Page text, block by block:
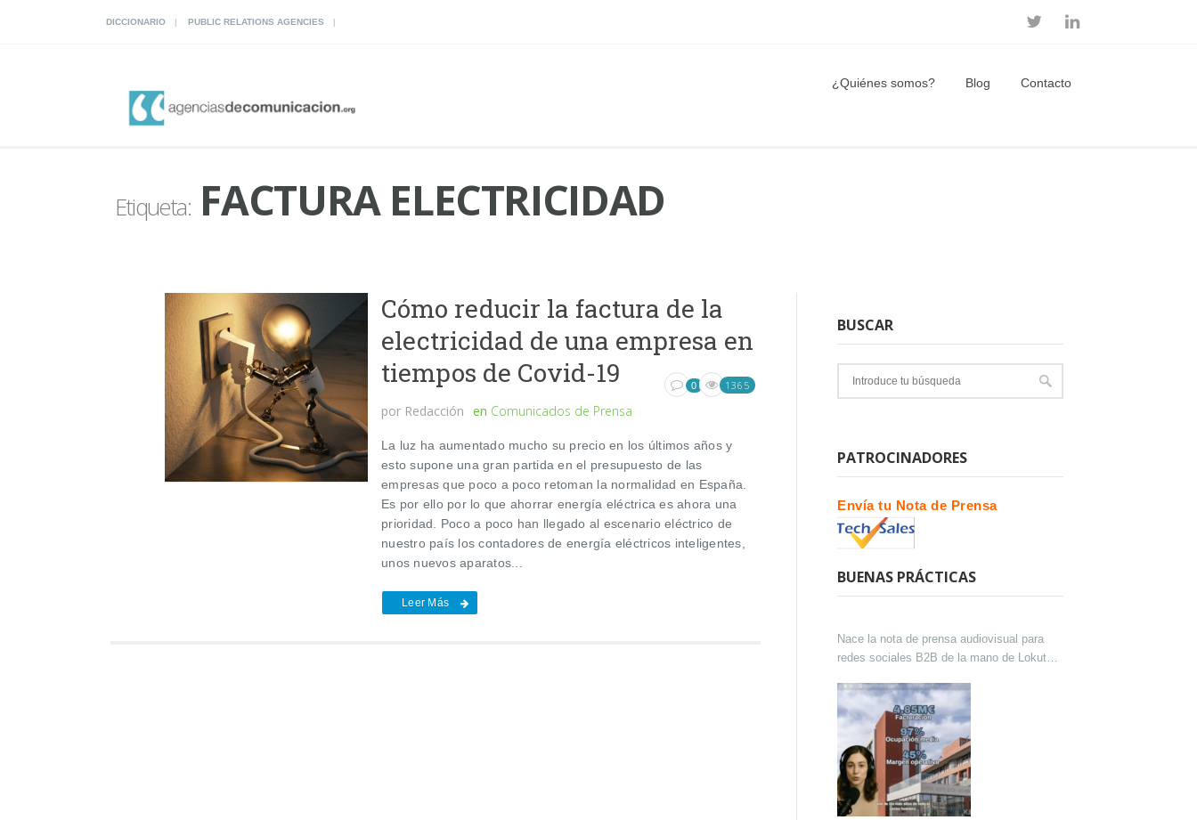
DICCIONARIO PUBLIC RELATIONS AGENCIES
¿Quiénes somos? Blog Contacto
Etiqueta:FACTURA ELECTRICIDAD
Cómo reducir la factura de la
electricidad de una empresa en
tiempos de Covid-19
por Redacción en Comunicados de Prensa
0 1365
La luz ha aumentado mucho su precio en los últimos años y
esto supone una gran partida en el presupuesto de las
empresas que poco a poco retoman la normalidad en España.
Es por ello por lo que ahorrar energía eléctrica es ahora una
prioridad. Poco a poco han llegado al escenario eléctrico de
nuestro país los contadores de energía eléctricos inteligentes,
unos nuevos aparatos...
Leer Más
BUSCAR
PATROCINADORES
Envía tu Nota de Prensa
BUENAS PRÁCTICAS
Nace la nota de prensa audiovisual para
redes sociales B2B de la mano de Lokutor